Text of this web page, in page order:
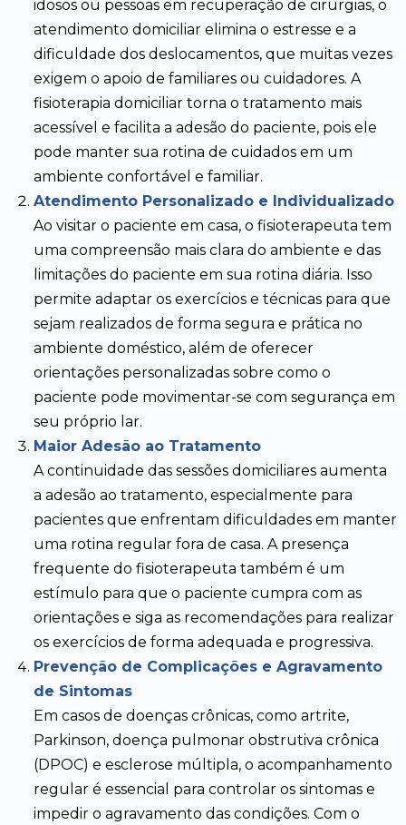
idosos ou pessoas em recuperação de cirurgias, o
atendimento domiciliar elimina o estresse e a
dificuldade dos deslocamentos, que muitas vezes
exigem o apoio de familiares ou cuidadores. A
fisioterapia domiciliar torna o tratamento mais
acessível e facilita a adesão do paciente, pois ele
pode manter sua rotina de cuidados em um
ambiente confortável e familiar.
Atendimento Personalizado e Individualizado
Ao visitar o paciente em casa, o fisioterapeuta tem
uma compreensão mais clara do ambiente e das
limitações do paciente em sua rotina diária. Isso
permite adaptar os exercícios e técnicas para que
sejam realizados de forma segura e prática no
ambiente doméstico, além de oferecer
orientações personalizadas sobre como o
paciente pode movimentar-se com segurança em
seu próprio lar.
Maior Adesão ao Tratamento
A continuidade das sessões domiciliares aumenta
a adesão ao tratamento, especialmente para
pacientes que enfrentam dificuldades em manter
uma rotina regular fora de casa. A presença
frequente do fisioterapeuta também é um
estímulo para que o paciente cumpra com as
orientações e siga as recomendações para realizar
os exercícios de forma adequada e progressiva.
Prevenção de Complicações e Agravamento
de Sintomas
Em casos de doenças crônicas, como artrite,
Parkinson, doença pulmonar obstrutiva crônica
(DPOC) e esclerose múltipla, o acompanhamento
regular é essencial para controlar os sintomas e
impedir o agravamento das condições. Com o